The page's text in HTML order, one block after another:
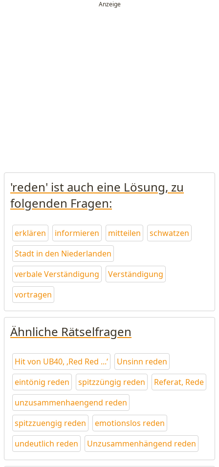
'reden' ist auch eine Lösung, zu
folgenden Fragen:
erklären informieren mitteilen
schwatzen
Stadt in den Niederlanden
verbale Verständigung
Verständigung
vortragen
Ähnliche Rätselfragen
Hit von UB40, ‚Red Red ...‘
Unsinn reden
eintönig reden
spitzzüngig reden
Referat, Rede
unzusammenhaengend reden
spitzzuengig reden
emotionslos reden
undeutlich reden
Unzusammenhängend reden